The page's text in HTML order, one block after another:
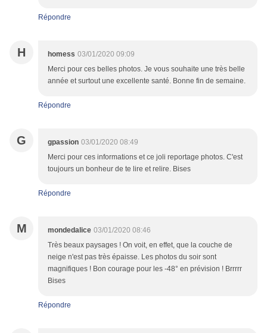
Répondre
H homess 03/01/2020 09:09
Merci pour ces belles photos. Je vous souhaite une très belle
année et surtout une excellente santé. Bonne fin de semaine.
Répondre
G gpassion 03/01/2020 08:49
Merci pour ces informations et ce joli reportage photos. C'est
toujours un bonheur de te lire et relire. Bises
Répondre
M mondedalice 03/01/2020 08:46
Très beaux paysages ! On voit, en effet, que la couche de
neige n'est pas très épaisse. Les photos du soir sont
magnifiques ! Bon courage pour les -48° en prévision ! Brrrrr
Bises
Répondre